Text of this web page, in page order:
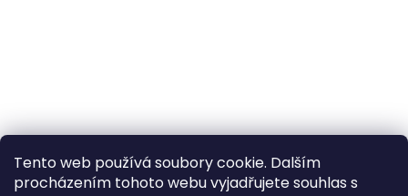
Tento web používá soubory cookie. Dalším
procházením tohoto webu vyjadřujete souhlas s